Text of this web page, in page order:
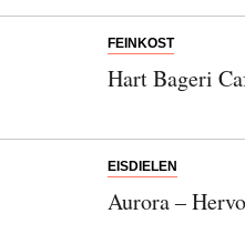
FEINKOST
Hart Bageri
EISDIELEN
Aurora –